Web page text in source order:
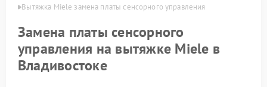
Вытяжка Miele замена платы сенсорного управления
Замена платы сенсорного
управления на вытяжке Miele в
Владивостоке